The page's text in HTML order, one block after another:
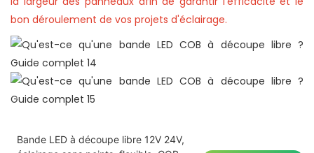
bon déroulement de vos projets d'éclairage.
Bande LED à découpe libre 12V 24V,